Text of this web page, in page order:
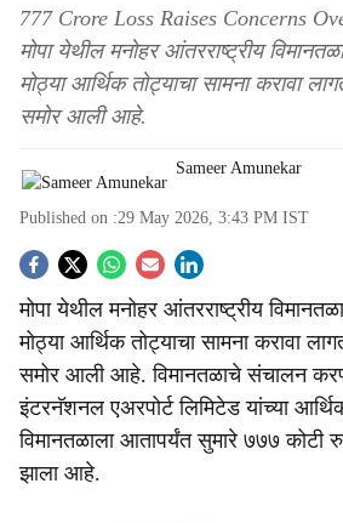
777 Crore Loss Raises Concerns
मोपा येथील मनोहर आंतरराष्ट्रीय
मोठ्या आर्थिक तोट्याचा सामना करावा
समोर आली आहे.
Sameer Amunekar
Published on :29 May 2026, 3:43 PM IST
S
o
c
i
a
मोपा येथील मनोहर आंतरराष्ट्रीय
मोठ्या आर्थिक तोट्याचा सामना करावा
समोर आली आहे. विमानतळाचे संचालन
इंटरनॅशनल एअरपोर्ट लिमिटेड यांच्या
विमानतळाला आतापर्यंत सुमारे ७७७ कोटी
झाला आहे.